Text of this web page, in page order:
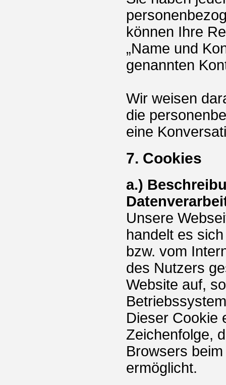
können Ihre
„Name und
genannten
Wir weisen
die
eine
7. Cookies
a.)
Unsere
handelt es
bzw. vom
des Nutzers
Website auf,
Dieser Cookie
Zeichenfolge,
Browsers
ermöglicht.